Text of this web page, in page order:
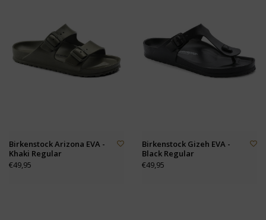
Birkenstock Arizona EVA -
Khaki Regular
€49,95
Birkenstock Gizeh EVA -
Black Regular
€49,95